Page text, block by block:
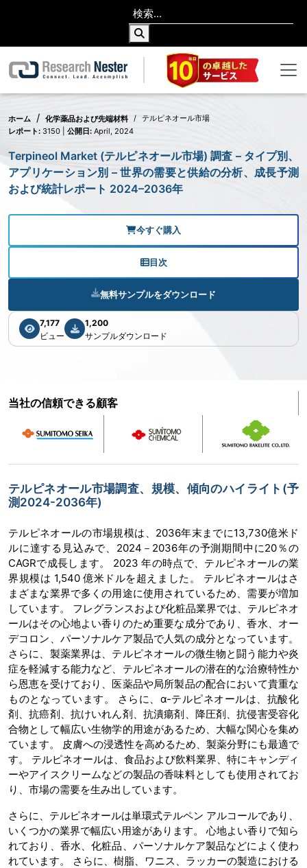
ホーム 化学薬品および先端材料
テルピネオール市場
レポート: 3150 | 公開日: April, 2024
Terpineol Market (テルピネオール市場) 調査 – タイプ別、
アプリケーション別 – 世界の需要と供給の分析、成長予測
および統計レポート 2024–2036年
今すぐ購入
目次
無料サンプルをダウンロード
7,177
ビュー
1,200
サンプルダウンロード
当社の信頼できる顧客
テルピネオール市場調査、規模、傾向のハイライト(予
測2024-2036年)
テルピネオールの市場規模は、2036年末までに13,730億米ド
ルに達する見込みで、2024－2036年の予測期間中に20％の
CAGRで成長します。 2023 年の時点で、テルピネオールの業
界規模は 1,540 億米ドルを超えました。 テルピネオールはさ
まざまな業界で多くの用途に使用されているため、需要が増加
しています。 フレグランスおよび化粧品業界では、テルピネオ
ールはその心地よい香りのため重要な成分であり、香水、オー
デコロン、パーソナルケア製品で人気の成分となっています。
さらに、製薬業界は、テルピネオールの微生物と闘う能力や炎
症を軽減する能力など、テルピネオールの潜在的な治療特性か
ら恩恵を受けており、医薬品や局所製品の配合において貴重な
ものとなっています。 さらに、α-テルピネオールは、抗酸化
剤、抗癌剤、抗けいれん剤、抗潰瘍剤、降圧剤、抗侵害受容化
合物として幅広い生物学的用途があるため、大幅な関心を集め
ています。 皮膚への浸透性を高めるため、製薬分野にも最適で
す。 テルピネオールは、食品および飲料業界、特にキャンディ
ーやアイスクリームなどの製品の香味料としても使用されてお
り、市場の需要を生み出しています。
さらに、テルピネオールは単環式テルペン アルコールであり、
いくつかの業界で幅広い用途があります。 心地よい香りで知ら
れており、香水、化粧品、パーソナルケア製品などによく使わ
れています。 さらに、樹脂、ワニス、ラッカーの製造における